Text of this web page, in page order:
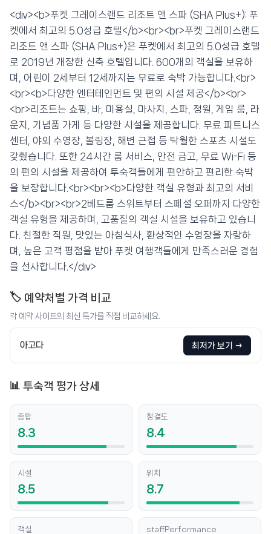
📍 푸켓★★★★★ ⭐ 8.3 리뷰 6,344건
💰 최저가 확인 · 예약하기
<div><b>푸켓 그레이스랜드 리조트 앤 스파 (SHA Plus+): 푸
켓에서 최고의 5.0성급 호텔</b><br><br>푸켓 그레이스랜드
리조트 앤 스파 (SHA Plus+)은 푸켓에서 최고의 5.0성급 호텔
로 2019년 개장한 신축 호텔입니다. 600개의 객실을 보유하
며, 어린이 2세부터 12세까지는 무료로 숙박 가능합니다.<br>
<br><b>다양한 엔터테인먼트 및 편의 시설 제공</b><br>
<br>리조트는 쇼핑, 바, 미용실, 마사지, 스파, 정원, 게임 룸, 라
운지, 기념품 가게 등 다양한 시설을 제공합니다. 무료 피트니스
센터, 야외 수영장, 볼링장, 해변 근접 등 탁월한 스포츠 시설도
갖췄습니다. 또한 24시간 룸 서비스, 안전 금고, 무료 Wi-Fi 등
의 편의 시설을 제공하여 투숙객들에게 편안하고 편리한 숙박
을 보장합니다.<br><br><b>다양한 객실 유형과 최고의 서비
스</b><br><br>2베드룸 스위트부터 스페셜 오퍼까지 다양한
객실 유형을 제공하며, 고품질의 객실 시설을 보유하고 있습니
다. 친절한 직원, 맛있는 아침식사, 환상적인 수영장을 자랑하
며, 높은 고객 평점을 받아 푸켓 여행객들에게 만족스러운 경험
을 선사합니다.</div>
🏷️ 예약처별 가격 비교
각 예약 사이트의 최신 특가를 직접 비교하세요.
아고다 최저가 보기 →
📊 투숙객 평가 상세
종합
8.3
청결도
8.4
시설
8.5
위치
8.7
객실 staffPerformance